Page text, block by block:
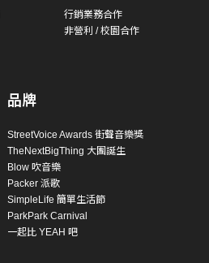
行銷業務合作
非營利 / 校園合作
品牌
StreetVoice Awards 街聲音樂獎
TheNextBigThing 大團誕生
Blow 吹音樂
Packer 派歌
SimpleLife 簡單生活節
ParkPark Carnival
一起比 YEAH 吧